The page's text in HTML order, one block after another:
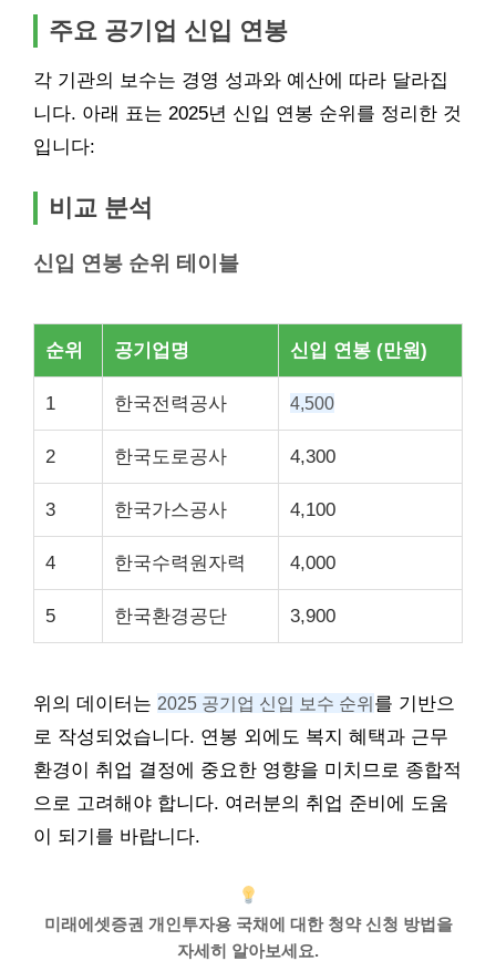
주요 공기업 신입 연봉
각 기관의 보수는 경영 성과와 예산에 따라 달라집
니다. 아래 표는 2025년 신입 연봉 순위를 정리한 것
입니다:
비교 분석
신입 연봉 순위 테이블
순위 공기업명 신입 연봉 (만원)
1 한국전력공사 4,500
2 한국도로공사 4,300
3 한국가스공사 4,100
4 한국수력원자력 4,000
5 한국환경공단 3,900
위의 데이터는 2025 공기업 신입 보수 순위를 기반으
로 작성되었습니다. 연봉 외에도 복지 혜택과 근무
환경이 취업 결정에 중요한 영향을 미치므로 종합적
으로 고려해야 합니다. 여러분의 취업 준비에 도움
이 되기를 바랍니다.
미래에셋증권 개인투자용 국채에 대한 청약 신청 방법을
자세히 알아보세요.